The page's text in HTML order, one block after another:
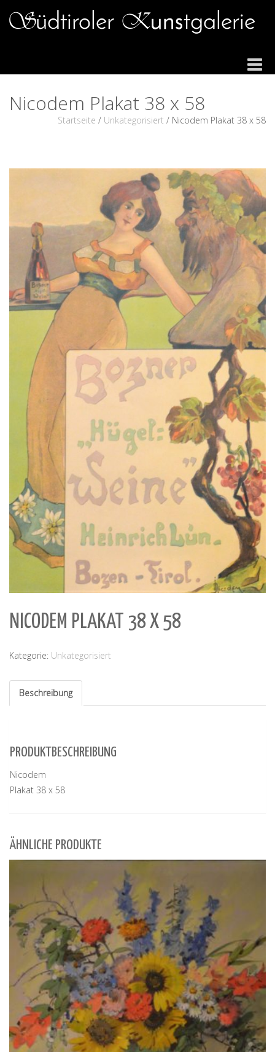
Toggle
Nicodem Plakat 38 x 58
Startseite / Unkategorisiert / Nicodem Plakat 38 x 58
NICODEM PLAKAT 38 X 58
Kategorie: Unkategorisiert
Beschreibung
PRODUKTBESCHREIBUNG
Nicodem
Plakat 38 x 58
ÄHNLICHE PRODUKTE